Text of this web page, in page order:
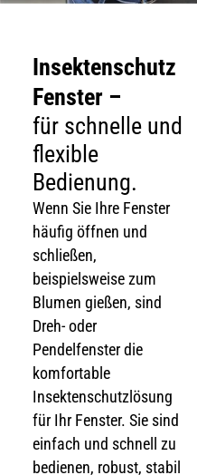
Insektenschutz
Fenster –
für schnelle und
flexible
Bedienung.
Wenn Sie Ihre Fenster
häufig öffnen und
schließen,
beispielsweise zum
Blumen gießen, sind
Dreh- oder
Pendelfenster die
komfortable
Insektenschutzlösung
für Ihr Fenster. Sie sind
einfach und schnell zu
bedienen, robust, stabil